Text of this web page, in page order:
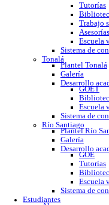
Colomos
Plantel
Galería
Sistema
Tonalá
Plantel
Galería